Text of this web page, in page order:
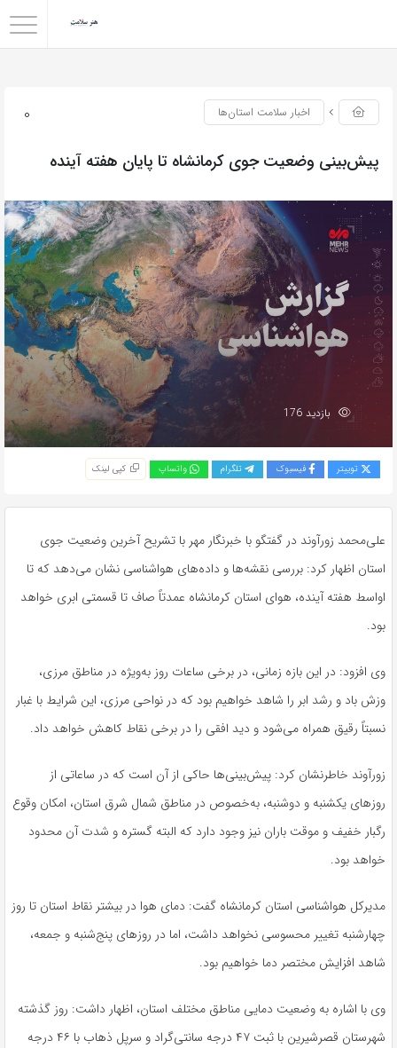
0 اخبار سلامت استان‌ها
پیش‌بینی وضعیت جوی کرمانشاه تا پایان هفته آینده
بازدید 176
توییتر فیسبوک تلگرام واتساپ کپی لینک
علی‌محمد زورآوند در گفتگو با خبرنگار مهر با تشریح آخرین وضعیت جوی
استان اظهار کرد: بررسی نقشه‌ها و داده‌های هواشناسی نشان می‌دهد که تا
اواسط هفته آینده، هوای استان کرمانشاه عمدتاً صاف تا قسمتی ابری خواهد
بود.
وی افزود: در این بازه زمانی، در برخی ساعات روز به‌ویژه در مناطق مرزی،
وزش باد و رشد ابر را شاهد خواهیم بود که در نواحی مرزی، این شرایط با غبار
نسبتاً رقیق همراه می‌شود و دید افقی را در برخی نقاط کاهش خواهد داد.
زورآوند خاطرنشان کرد: پیش‌بینی‌ها حاکی از آن است که در ساعاتی از
روزهای یکشنبه و دوشنبه، به‌خصوص در مناطق شمال شرق استان، امکان وقوع
رگبار خفیف و موقت باران نیز وجود دارد که البته گستره و شدت آن محدود
خواهد بود.
مدیرکل هواشناسی استان کرمانشاه گفت: دمای هوا در بیشتر نقاط استان تا روز
چهارشنبه تغییر محسوسی نخواهد داشت، اما در روزهای پنج‌شنبه و جمعه،
شاهد افزایش مختصر دما خواهیم بود.
وی با اشاره به وضعیت دمایی مناطق مختلف استان، اظهار داشت: روز گذشته
شهرستان قصرشیرین با ثبت ۴۷ درجه سانتی‌گراد و
سرپل ذهاب
با ۴۶ درجه